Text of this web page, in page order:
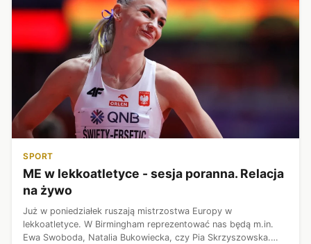
SPORT
ME w lekkoatletyce - sesja poranna. Relacja
na żywo
Już w poniedziałek ruszają mistrzostwa Europy w
lekkoatletyce. W Birmingham reprezentować nas będą m.in.
Ewa Swoboda, Natalia Bukowiecka, czy Pia Skrzyszowska.